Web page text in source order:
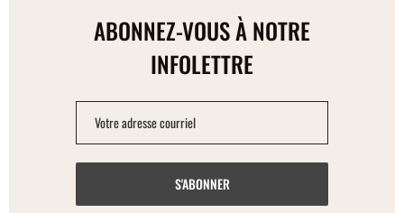
ABONNEZ-VOUS À NOTRE
INFOLETTRE